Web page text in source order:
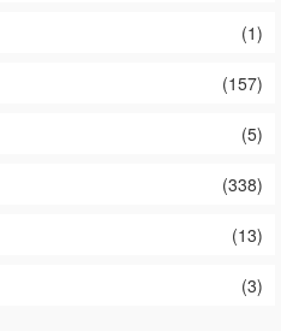
(1)
(157)
(5)
(338)
(13)
(3)